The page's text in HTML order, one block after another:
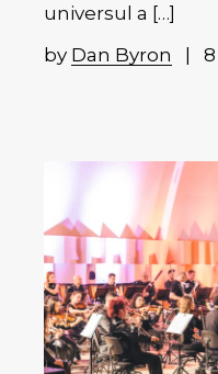
universul a […]
by Dan Byron